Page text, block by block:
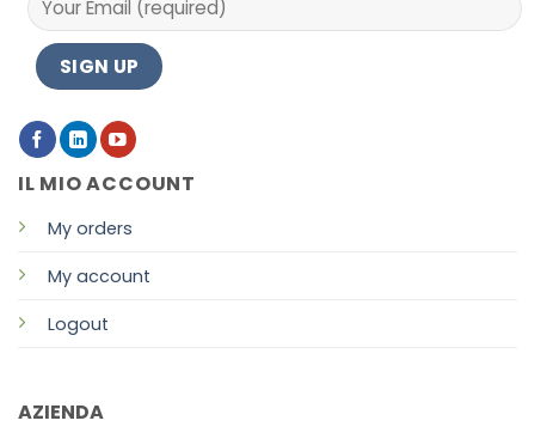
IL MIO ACCOUNT
My orders
My account
Logout
AZIENDA